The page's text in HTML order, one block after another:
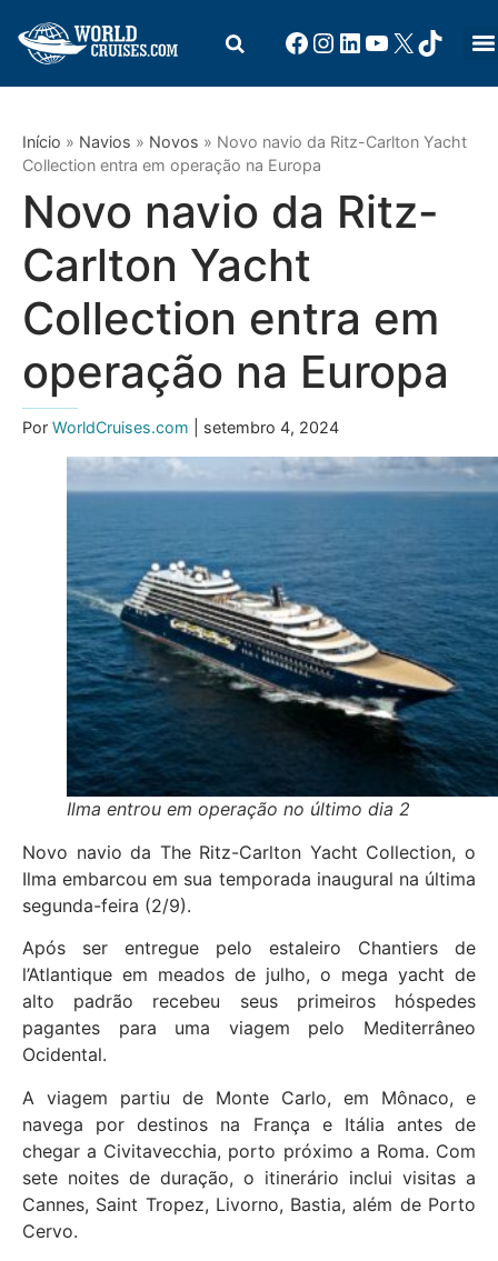
Início » Navios » Novos » Novo navio da Ritz-Carlton Yacht
Collection entra em operação na Europa
Novo navio da Ritz-
Carlton Yacht
Collection entra em
operação na Europa
Por WorldCruises.com | setembro 4, 2024
Ilma entrou em operação no último dia 2
Novo navio da The Ritz-Carlton Yacht Collection, o
Ilma embarcou em sua temporada inaugural na última
segunda-feira (2/9).
Após ser entregue pelo estaleiro Chantiers de
l’Atlantique em meados de julho, o mega yacht de
alto padrão recebeu seus primeiros hóspedes
pagantes para uma viagem pelo Mediterrâneo
Ocidental.
A viagem partiu de Monte Carlo, em Mônaco, e
navega por destinos na França e Itália antes de
chegar a Civitavecchia, porto próximo a Roma. Com
sete noites de duração, o itinerário inclui visitas a
Cannes, Saint Tropez, Livorno, Bastia, além de Porto
Cervo.